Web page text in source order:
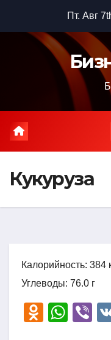
содержимому
Пт. Авг
Кукуруза
Калорийность: 384
Углеводы: 76.0 г
O
W
Vi